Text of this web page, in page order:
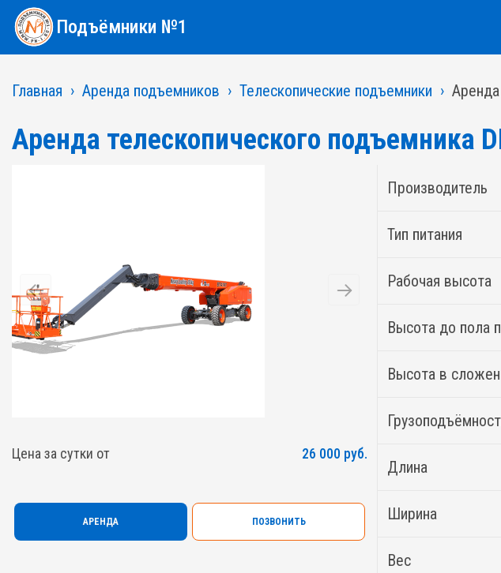
Подъёмники №1
Главная Аренда подъемников Телескопические подъемники
Аренда телескопического подъемника
Цена за сутки от 26 000 руб.
АРЕНДА ПОЗВОНИТЬ
Производитель
Тип питания
Рабочая высота
Высота до пола
Высота в
Длина
Ширина
Вес